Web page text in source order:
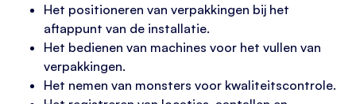
Het positioneren van verpakkingen bij het
aftappunt van de installatie.
Het bedienen van machines voor het vullen van
verpakkingen.
Het nemen van monsters voor kwaliteitscontrole.